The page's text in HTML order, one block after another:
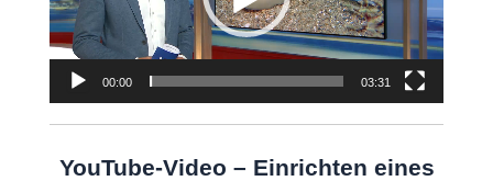
00:00 03:31
YouTube-Video – Einrichten eines